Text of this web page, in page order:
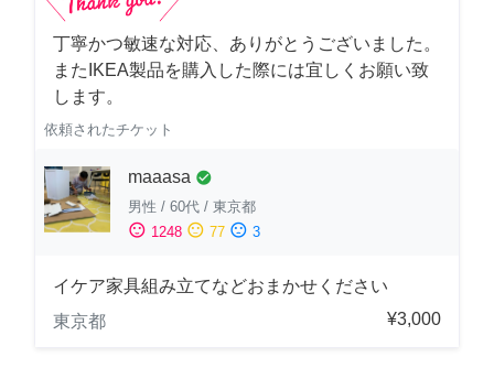
丁寧かつ敏速な対応、ありがとうございました。
またIKEA製品を購入した際には宜しくお願い致
します。
依頼されたチケット
maaasa check_circle
男性 / 60代 / 東京都
sentiment_satisfied 1248 sentiment_neutral 77 sentiment_dissatisfied 3
イケア家具組み立てなどおまかせください
東京都
¥3,000